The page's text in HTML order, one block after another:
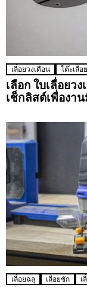
เลื่อยวงเดือน โต๊ะเลื่อ
เลือก ใบเลื่อยวง
เช็กลิสต์เพื่องา
เลื่อยฉลุ เลื่อยชัก เ